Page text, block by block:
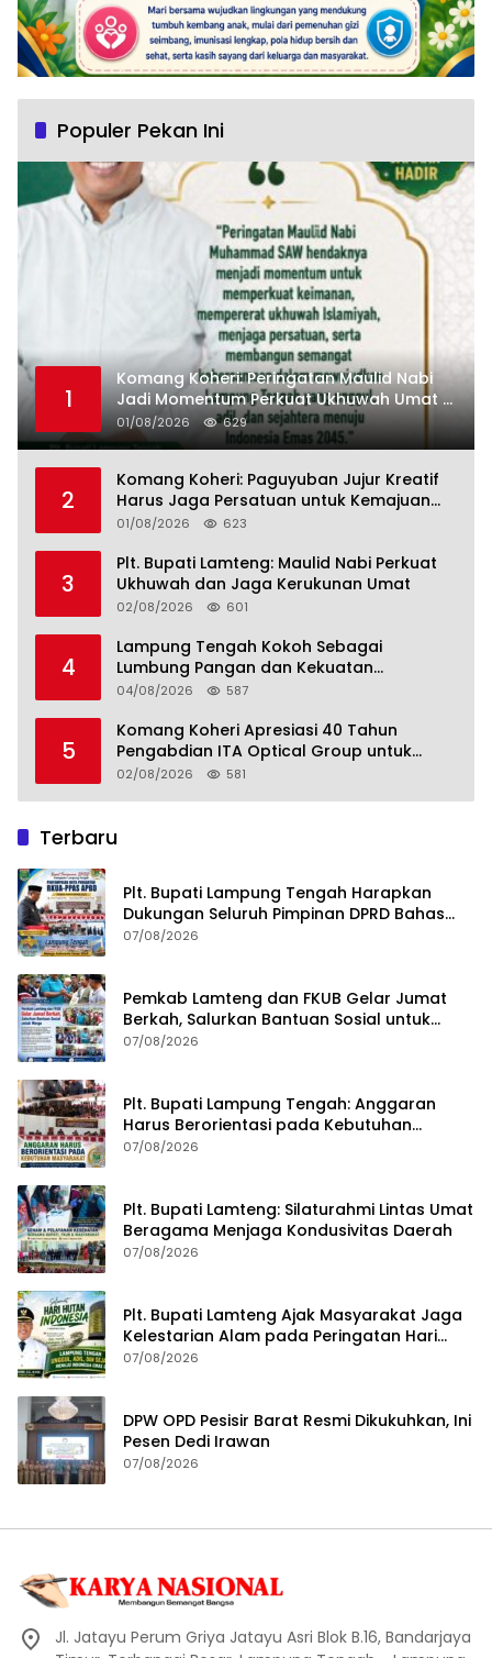
Populer Pekan Ini
1
Komang Koheri: Peringatan Maulid Nabi
Jadi Momentum Perkuat Ukhuwah Umat di
Lampung Tengah
01/08/2026 629
2
Komang Koheri: Paguyuban Jujur Kreatif
Harus Jaga Persatuan untuk Kemajuan
Lampung Tengah
01/08/2026 623
3
Plt. Bupati Lamteng: Maulid Nabi Perkuat
Ukhuwah dan Jaga Kerukunan Umat
02/08/2026 601
4
Lampung Tengah Kokoh Sebagai
Lumbung Pangan dan Kekuatan
Perkebunan Lampung, Komang Koheri:
Menuju Indonesia Emas 2045
04/08/2026 587
5
Komang Koheri Apresiasi 40 Tahun
Pengabdian ITA Optical Group untuk
Kesehatan Mata Masyarakat Lamteng
02/08/2026 581
Terbaru
Plt. Bupati Lampung Tengah Harapkan
Dukungan Seluruh Pimpinan DPRD Bahas
RKUA-PPAS APBD Tahun 2027
07/08/2026
Pemkab Lamteng dan FKUB Gelar Jumat
Berkah, Salurkan Bantuan Sosial untuk
Warga
07/08/2026
Plt. Bupati Lampung Tengah: Anggaran
Harus Berorientasi pada Kebutuhan
Masyarakat
07/08/2026
Plt. Bupati Lamteng: Silaturahmi Lintas Umat
Beragama Menjaga Kondusivitas Daerah
07/08/2026
Plt. Bupati Lamteng Ajak Masyarakat Jaga
Kelestarian Alam pada Peringatan Hari
Hutan Indonesia 2026
07/08/2026
DPW OPD Pesisir Barat Resmi Dikukuhkan, Ini
Pesen Dedi Irawan
07/08/2026
Jl. Jatayu Perum Griya Jatayu Asri Blok B.16, Bandarjaya